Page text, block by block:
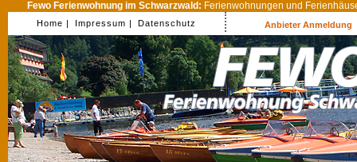
Fewo Ferienwohnung im Schwarzwald: Ferienwohnungen und
Home | Impressum | Datenschutz Anbieter Anmeldung